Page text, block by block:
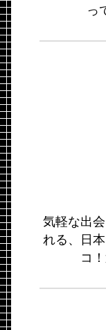
っ
気軽な出
れる、日
コ